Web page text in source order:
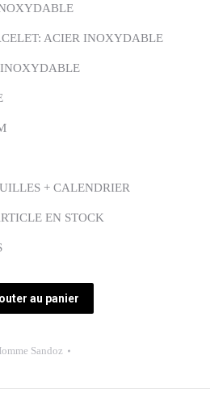
ACIER INOXYDABLE
+ CALENDRIER
EN STOCK
au panier
Sandoz